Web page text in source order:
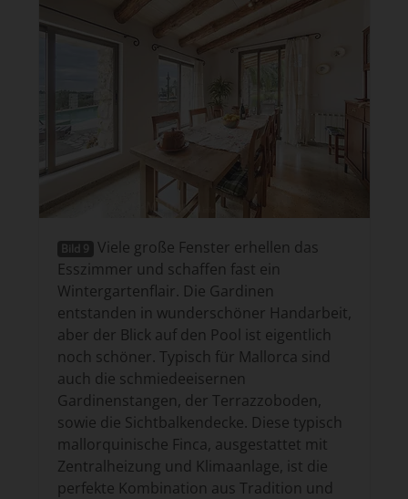
Bild 9 Viele große Fenster erhellen das
Esszimmer und schaffen fast ein
Wintergartenflair. Die Gardinen
entstanden in wunderschöner Handarbeit,
aber der Blick auf den Pool ist eigentlich
noch schöner. Typisch für Mallorca sind
auch die schmiedeeisernen
Gardinenstangen, der Terrazzoboden,
sowie die Sichtbalkendecke. Diese typisch
mallorquinische Finca, ausgestattet mit
Zentralheizung und Klimaanlage, ist die
perfekte Kombination aus Tradition und